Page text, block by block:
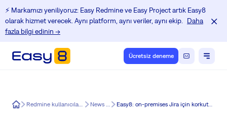
⚡️ Markamızı yeniliyoruz: Easy Redmine ve Easy Project artık Easy8
olarak hizmet verecek. Aynı platform, aynı veriler, aynı ekip.
Daha
fazla bilgi edinin →
Ücretsiz deneme
Easy8 Redmine kullanıcıları için Eğitim Merkezi News in Easy8 Easy8: on-premises Jira için korkutucu, daha az maliyetli bir alternatif.